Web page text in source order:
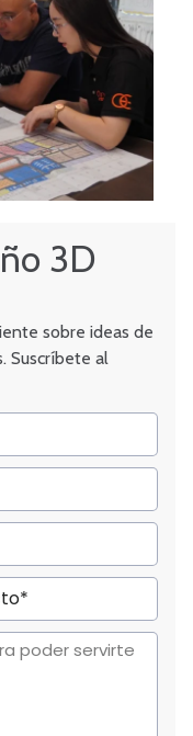
3D
sobre ideas de
Suscríbete al